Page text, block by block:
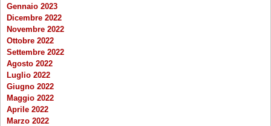
Gennaio 2023
Dicembre 2022
Novembre 2022
Ottobre 2022
Settembre 2022
Agosto 2022
Luglio 2022
Giugno 2022
Maggio 2022
Aprile 2022
Marzo 2022